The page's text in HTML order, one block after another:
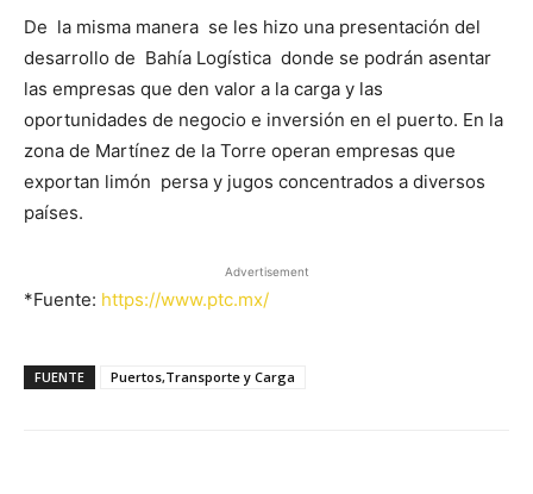
De la misma manera se les hizo una presentación del
desarrollo de Bahía Logística donde se podrán asentar
las empresas que den valor a la carga y las
oportunidades de negocio e inversión en el puerto. En la
zona de Martínez de la Torre operan empresas que
exportan limón persa y jugos concentrados a diversos
países.
Advertisement
*Fuente: https://www.ptc.mx/
FUENTE Puertos,Transporte y Carga